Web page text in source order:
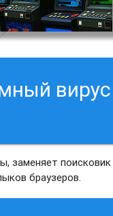
вирус
заменяет
браузеров.